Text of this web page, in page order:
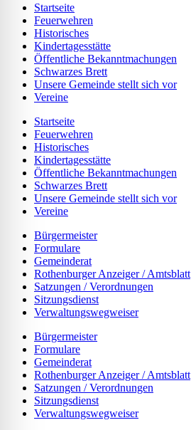
Startseite
Feuerwehren
Historisches
Kindertagesstätte
Öffentliche Bekanntmachungen
Schwarzes Brett
Unsere Gemeinde stellt sich vor
Vereine
Startseite
Feuerwehren
Historisches
Kindertagesstätte
Öffentliche Bekanntmachungen
Schwarzes Brett
Unsere Gemeinde stellt sich vor
Vereine
Bürgermeister
Formulare
Gemeinderat
Rothenburger Anzeiger / Amtsblatt
Satzungen / Verordnungen
Sitzungsdienst
Verwaltungswegweiser
Bürgermeister
Formulare
Gemeinderat
Rothenburger Anzeiger / Amtsblatt
Satzungen / Verordnungen
Sitzungsdienst
Verwaltungswegweiser